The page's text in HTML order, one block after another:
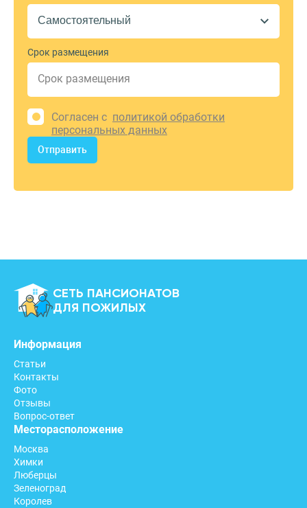
Срок размещения
Согласен с политикой обработки
персональных данных
Отправить
СЕТЬ ПАНСИОНАТОВ
ДЛЯ ПОЖИЛЫХ
Информация
Статьи
Контакты
Фото
Отзывы
Вопрос-ответ
Месторасположение
Москва
Химки
Люберцы
Зеленоград
Королев